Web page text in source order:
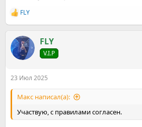
Р
е
к
ц
и
FLY
FLY
V.I.P
23 Июл 2025
Макс написал(а):
Участвую, с правилами согласен.